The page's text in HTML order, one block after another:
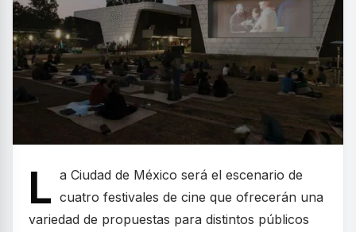
L a Ciudad de México será el escenario de
cuatro festivales de cine que ofrecerán una
variedad de propuestas para distintos públicos